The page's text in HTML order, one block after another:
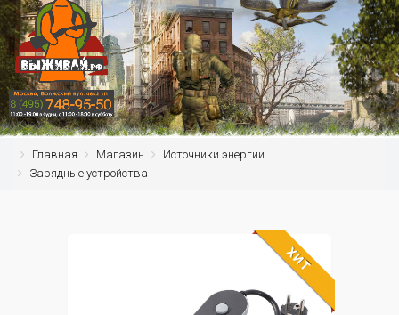
Главная Магазин
Источники энергии
Зарядные устройства
ХИТ